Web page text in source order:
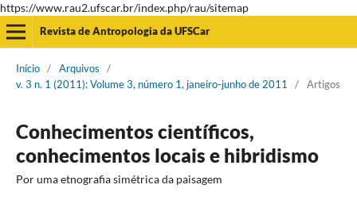
https://www.rau2.ufscar.br/index.php/rau/sitemap
Revista de Antropologia da UFSCar
Início / Arquivos
/
v. 3 n. 1 (2011): Volume 3, número 1, janeiro-junho de 2011
/ Artigos
Conhecimentos científicos,
conhecimentos locais e hibridismo
Por uma etnografia simétrica da paisagem